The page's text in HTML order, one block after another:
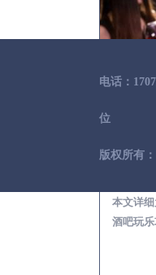
本文详
酒吧玩乐
电话：
位
版权所有：